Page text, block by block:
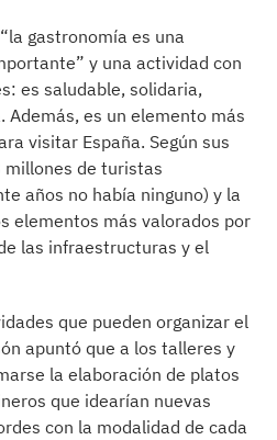
gastronomía es una
y una actividad con
es saludable, solidaria,
es un elemento más
visitar España. Según sus
de turistas
años no había ninguno) y la
elementos más valorados por
las infraestructuras y el
que pueden organizar el
apuntó que a los talleres y
la elaboración de platos
que idearían nuevas
con la modalidad de cada